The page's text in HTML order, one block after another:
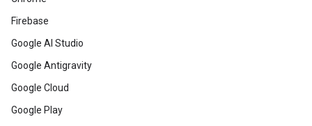
Firebase
Google AI Studio
Google Antigravity
Google Cloud
Google Play